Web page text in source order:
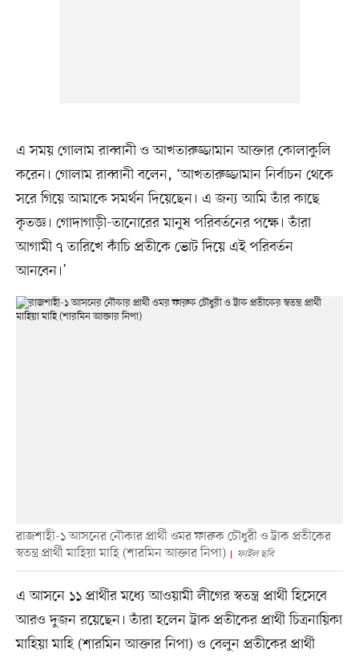
এ সময় গোলাম রাব্বানী ও আখতারুজ্জামান আক্তার কোলাকুলি
করেন। গোলাম রাব্বানী বলেন, ‘আখতারুজ্জামান নির্বাচন থেকে
সরে গিয়ে আমাকে সমর্থন দিয়েছেন। এ জন্য আমি তাঁর কাছে
কৃতজ্ঞ। গোদাগাড়ী-তানোরের মানুষ পরিবর্তনের পক্ষে। তাঁরা
আগামী ৭ তারিখে কাঁচি প্রতীকে ভোট দিয়ে এই পরিবর্তন
আনবেন।’
রাজশাহী-১ আসনের নৌকার প্রার্থী ওমর ফারুক চৌধুরী ও ট্রাক প্রতীকের
স্বতন্ত্র প্রার্থী মাহিয়া মাহি (শারমিন আক্তার নিপা)
ফাইল ছবি
এ আসনে ১১ প্রার্থীর মধ্যে আওয়ামী লীগের স্বতন্ত্র প্রার্থী হিসেবে
আরও দুজন রয়েছেন। তাঁরা হলেন ট্রাক প্রতীকের প্রার্থী চিত্রনায়িকা
মাহিয়া মাহি (শারমিন আক্তার নিপা) ও বেলুন প্রতীকের প্রার্থী